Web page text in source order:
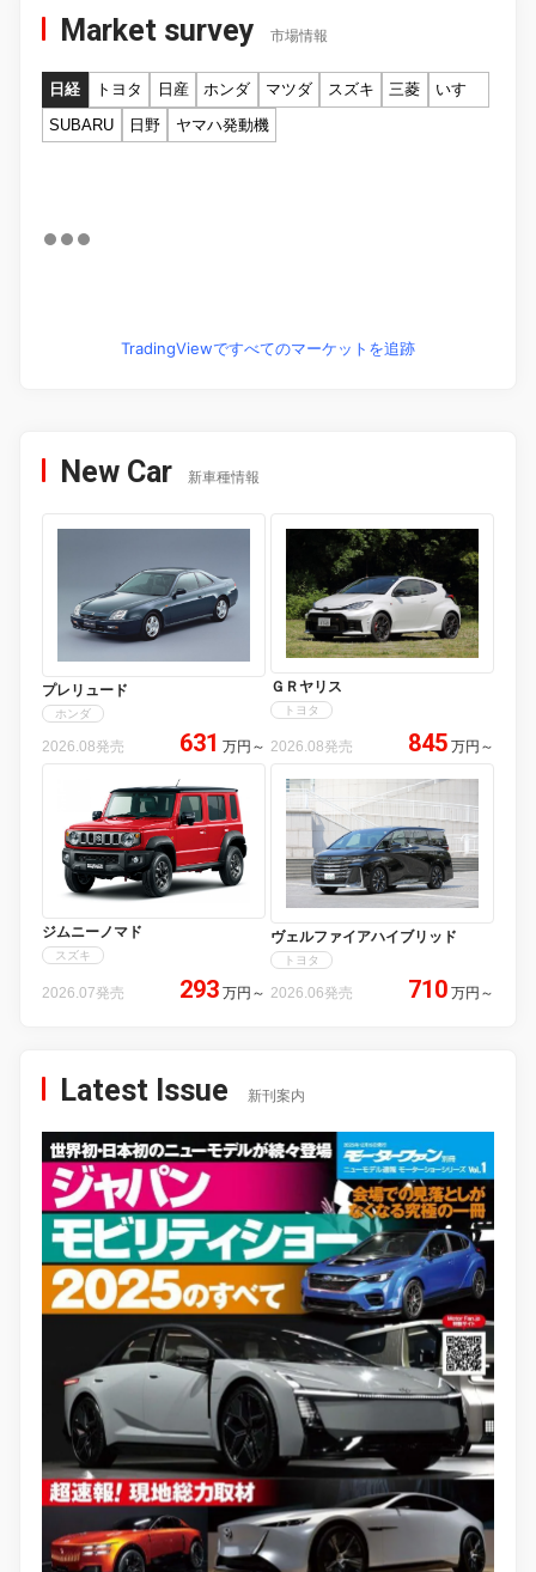
Market survey 市場情報
日経 トヨタ 日産 ホンダ マツダ スズキ 三菱
いすゞ
SUBARU
日野 ヤマハ発動機
TradingViewですべてのマーケットを追跡
New Car 新車種情報
プレリュード
ホンダ
2026.08発売 631 万円 ～
ＧＲヤリス
トヨタ
2026.08発売 845 万円 ～
ジムニーノマド
スズキ
2026.07発売 293 万円 ～
ヴェルファイアハイブリッド
トヨタ
2026.06発売 710 万円 ～
Latest Issue 新刊案内